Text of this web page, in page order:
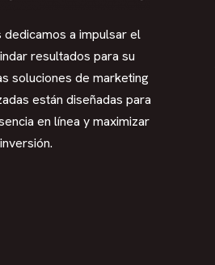
dedicamos a impulsar el
resultados para su
soluciones de marketing
están diseñadas para
en línea y maximizar